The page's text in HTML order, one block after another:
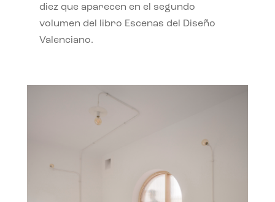
diez que aparecen en el segundo
volumen del libro Escenas del Diseño
Valenciano.